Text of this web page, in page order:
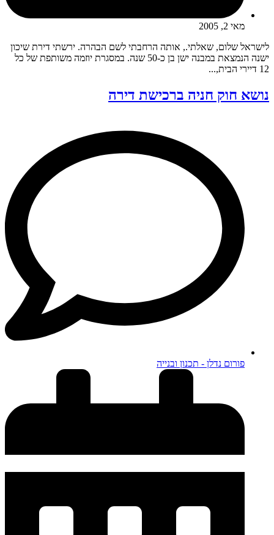
מאי 2, 2005
לישראל שלום, שאלתי., אותה הרחבתי לשם הבהרה. ירשתי דירת שיכון
ישנה הנמצאת במבנה ישן בן כ-50 שנה. במסגרת יוזמה משותפת של כל
12 דיירי הבית,...
נושא חוק חניה ברכישת דירה
פורום נדלן - תכנון ובנייה